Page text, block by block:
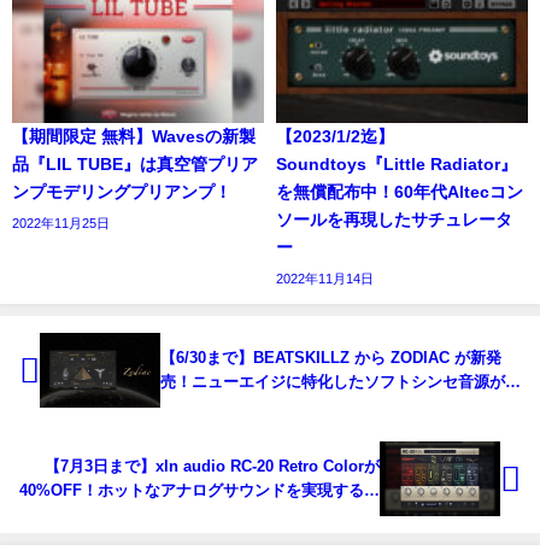
【期間限定 無料】Wavesの新製
品『LIL TUBE』は真空管プリア
ンプモデリングプリアンプ！
2022年11月25日
【2023/1/2迄】
Soundtoys『Little Radiator』
を無償配布中！60年代Altecコン
ソールを再現したサチュレータ
ー
2022年11月14日
【6/30まで】BEATSKILLZ から ZODIAC が新発
売！ニューエイジに特化したソフトシンセ音源が半
【7月3日まで】xln audio RC-20 Retro Colorが
40%OFF！ホットなアナログサウンドを実現するプ